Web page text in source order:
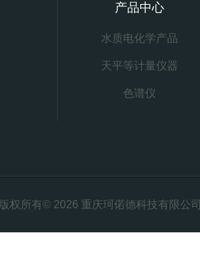
产品中心
水质电化学产品
天平等计量仪器
色谱仪
版权所有© 2026 重庆珂偌德科技有限